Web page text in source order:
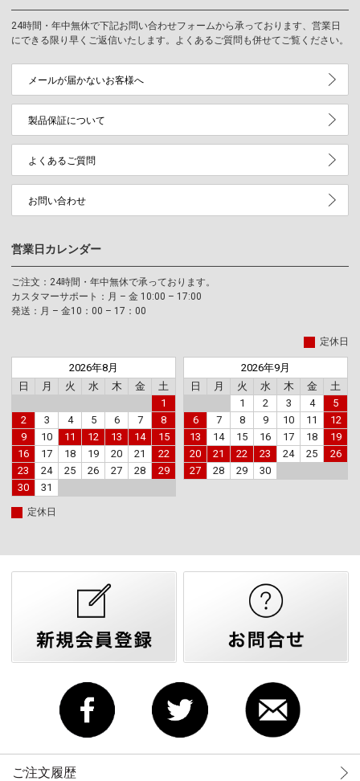
24時間・年中無休で下記お問い合わせフォームから承っております、営業日
にできる限り早くご返信いたします。よくあるご質問も併せてご覧ください。
メールが届かないお客様へ
製品保証について
よくあるご質問
お問い合わせ
営業日カレンダー
ご注文：24時間・年中無休で承っております。
カスタマーサポート：月 – 金 10:00 – 17:00
発送：月 – 金10：00 – 17：00
定休日
2026年8月
日
月 火 水 木 金
土
1
2
3 4 5 6 7
8
9
10 11 12 13 14
15
16
17 18 19 20 21
22
23
24 25 26 27 28
29
30
31
2026年9月
日
月 火 水 木 金
土
1
2 3 4
5
6
7 8 9 10 11
12
13
14 15 16 17 18
19
20
21 22 23 24 25
26
27
28 29 30
定休日
ご注文履歴